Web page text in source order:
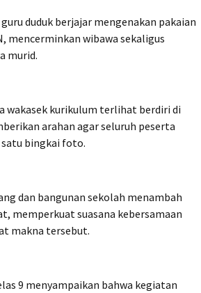
duduk berjajar mengenakan pakaian
mencerminkan wibawa sekaligus
murid.
wakasek kurikulum terlihat berdiri di
arahan agar seluruh peserta
bingkai foto.
dan bangunan sekolah menambah
memperkuat suasana kebersamaan
makna tersebut.
9 menyampaikan bahwa kegiatan